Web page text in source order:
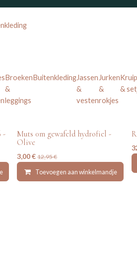
Broeken
&
leggings
BuitenkledingJassen
&
vesten
Jurken
&
rokjes
&
-
Toevoegen aan verlanglijst
tweedehands
Muts 0m gewafeld hydrofiel -
Olive
3,00€ 12,95€
Toevoegen aan winkelmandje